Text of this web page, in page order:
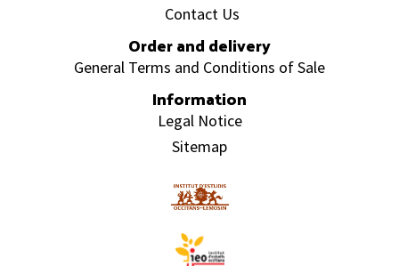
Contact Us
Order and delivery
General Terms and Conditions of Sale
Information
Legal Notice
Sitemap